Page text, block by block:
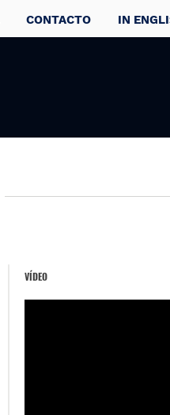
CONTACTO IN
VÍDEO